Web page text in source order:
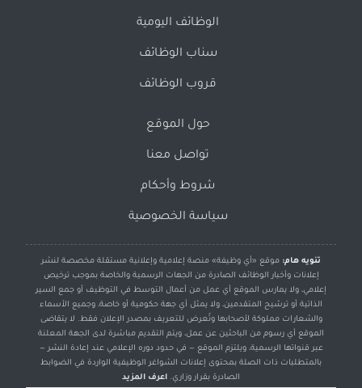
الوظائف اليومية
سناب الوظائف
قروب الوظائف
حول الموقع
تواصل معنا
شروط وأحكام
سياسة الخصوصية
تنويه هام: موقع «أي وظيفة» منصة إعلامية وإعلانية مستقلة مخصصة لنشر
إعلانات وأخبار الوظائف الصادرة من الجهات الرسمية والخاصة بموجب ترخيص
إعلامي، ولا يمارس الموقع أي عمل من أعمال التوسط في التوظيف أو جمع السير
الذاتية أو ترشيح المتقدمين، ولا يمثل أي جهة حكومية أو خاصة، وجميع الأسماء
والشعارات مملوكة لأصحابها وتُعرض للتعريف بمصدر الإعلان فقط. لا يتقاضى
الموقع أي رسوم من الباحثين عن عمل، ويتم التقديم مباشرة لدى الجهة المعلنة
عبر قنواتها الرسمية، ويلتزم الموقع — في حدود دوره الإعلامي عند إعادة النشر —
بالمتطلبات ذات الصلة بمحتوى إعلانات الشواغر الوظيفية الواردة في الضوابط
الصادرة بقرار وزاري. اعرف المزيد